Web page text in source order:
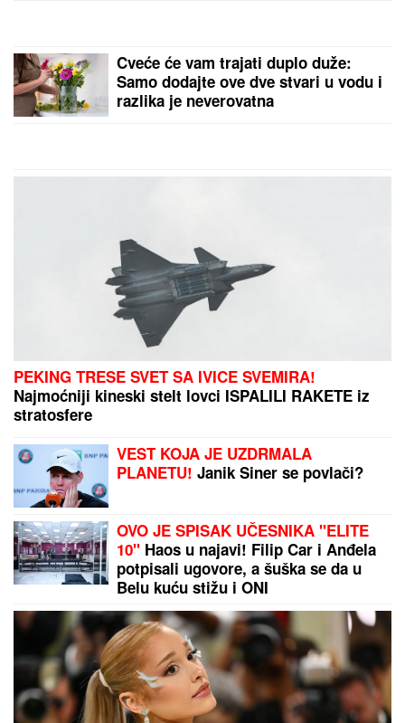
Sadu, a onda je usledio ŠOK
MINA VRBAŠKI POKAZALA
VERENIČKI PRSTENProgovorila o
Sve što treba da znate o ultrazvuku
imate čvor? Odgovara dr Polovina,
radiolog ordinacije "One Medical"
"OVO JE UBISTVO U AFEKTU, REKONSTRUKCIJA
ĆE OTKRITI KOJI JE UDARAC BIO FATALAN!"
Stručnjaci o zločinu na Novom Beogradu: Da li je
tragedija mogla biti sprečena?
RAZBIJENA ŠOFERKA, STAKLO I
ISEČENA RUKAAsmin i Maja se
nakon skandala snimili u kolima:
"Moja jedina ljubav"
"NJU TREBA LEČITI" Marija Kulić
dobila poruku, oglasila se i otkrila
sve o odnosu Miljane i Zole